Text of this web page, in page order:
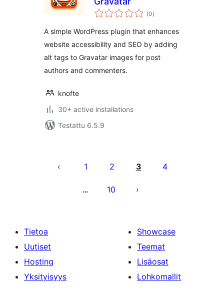
(0arvosanat
yhteensä
)
A simple WordPress plugin that enhances
website accessibility and SEO by adding
alt tags to Gravatar images for post
authors and commenters.
knofte
30+ active installations
Testattu 6.5.9
sivutus1 2 3 4
… 10
Tietoa
Uutiset
Hosting
Yksityisyys
Showcase
Teemat
Lisäosat
Lohkomallit